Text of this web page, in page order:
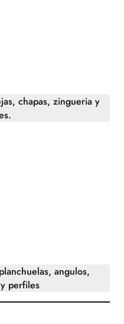
chapas, zingueria y
angulos,
perfiles